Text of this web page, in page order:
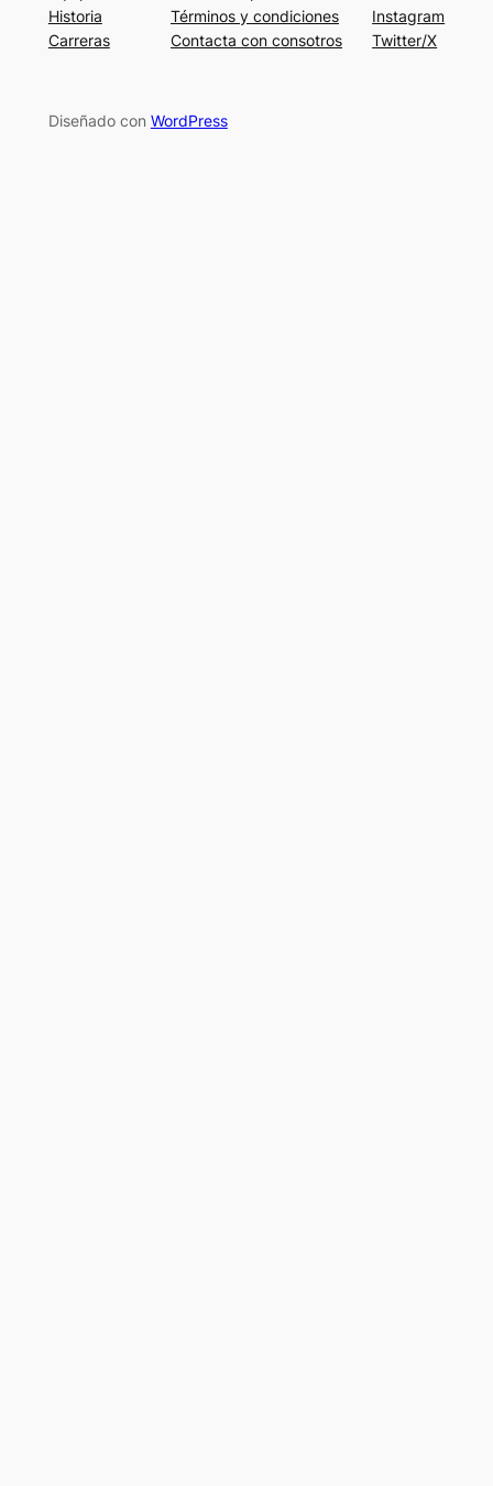
Historia
Carreras
Términos y condiciones
Contacta con consotros
Instagram
Twitter/X
Diseñado con WordPress